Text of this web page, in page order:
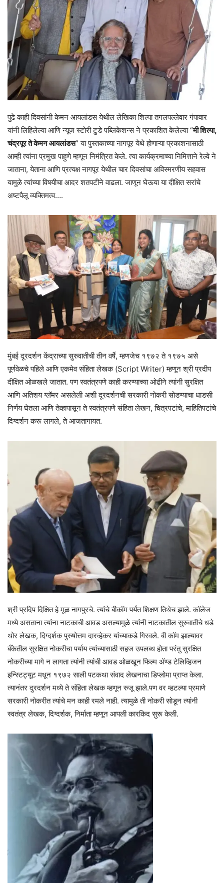
पुढे काही दिवसांनी केमन आयलांडस येथील लेखिका शिल्पा तगलपल्लेवार गंपावार
यांनी लिहिलेल्या आणि न्यूज स्टोरी टुडे पब्लिकेशन्स ने प्रकाशित केलेल्या “मी शिल्पा,
चंद्रपूर ते केमन आयलांडस” या पुस्तकाच्या नागपूर येथे होणाऱ्या प्रकाशनासाठी
आम्ही त्यांना प्रमुख पाहुणे म्हणून निमंत्रित केले. त्या कार्यक्रमाच्या निमित्ताने रेल्वे ने
जाताना, येताना आणि प्रत्यक्ष नागपूर येथील चार दिवसांचा अविस्मरणीय सहवास
यामुळे त्यांच्या विषयीचा आदर शतपटीने वाढला. जाणून घेऊया या दीक्षित सरांचे
अष्टपैलू व्यक्तिमत्व….
मुंबई दूरदर्शन केंद्राच्या सुरुवातीची तीन वर्षे, म्हणजेच १९७२ ते १९७५ असे
पूर्णवेळचे पहिले आणि एकमेव संहिता लेखक (Script Writer) म्हणून श्री प्रदीप
दीक्षित ओळखले जातात. पण स्वतंत्रपणे काही करण्याच्या ओढीने त्यांनी सुरक्षित
आणि अतिशय ग्लॅमर असलेली अशी दूरदर्शनची सरकारी नोकरी सोडण्याचा धाडसी
निर्णय घेतला आणि तेव्हापासून ते स्वतंत्रपणे संहिता लेखन, चित्रपटांचे, माहितिपटांचे
दिग्दर्शन करू लागले, ते आजतागायत.
श्री प्रदिप दिक्षित हे मूळ नागपुरचे. त्यांचे बीकॉम पर्यंत शिक्षण तिथेच झाले. कॉलेज
मध्ये असताना त्यांना नाटकाची आवड असल्यामुळे त्यांनी नाटकातील सुरुवातीचे धडे
थोर लेखक, दिग्दर्शक पुरुषोत्तम दारव्हेकर यांच्याकडे गिरवले. बी कॉम झाल्यावर
बँकेतील सुरक्षित नोकरीचा पर्याय त्यांच्यासाठी सहज उपलब्ध होता परंतु सुरक्षित
नोकरीच्या मागे न लागता त्यांनी त्यांची आवड ओळखून फिल्म ॲण्ड टेलिव्हिजन
इन्स्टिट्यूट मधून १९७२ साली पटकथा संवाद लेखनाचा डिप्लोमा प्राप्त केला.
त्यानंतर दुरदर्शन मध्ये ते संहिता लेखक म्हणून रुजू झाले.पण वर म्हटल्या प्रमाणे
सरकारी नोकरीत त्यांचे मन काही रमले नाही. त्यामुळे ती नोकरी सोडून त्यांनी
स्वतंत्र लेखक, दिग्दर्शक, निर्माता म्हणून आपली कारकिद सुरू केली.